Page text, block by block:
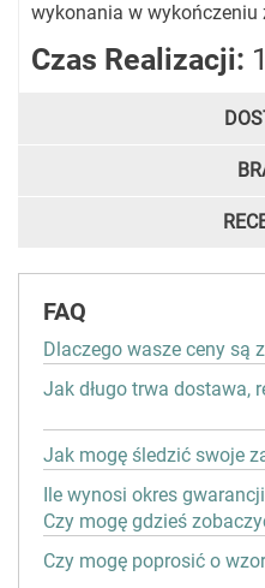
wykonania w wykończeniu
Czas Realizacji:
FAQ
Dlaczego wasze ceny są
Jak długo trwa dostawa,
Jak mogę śledzić swoje
Ile wynosi okres
Czy mogę gdzieś
Czy mogę poprosić o